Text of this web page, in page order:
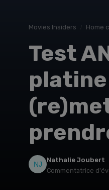
Movies Insiders Home
Test
platine
Nathalie Joubert
Commentatrice